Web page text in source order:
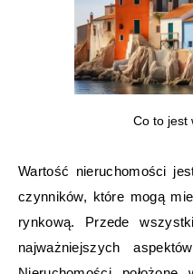
Co to jest
Wartość nieruchomości
czynników, które mogą
rynkową. Przede
najważniejszych